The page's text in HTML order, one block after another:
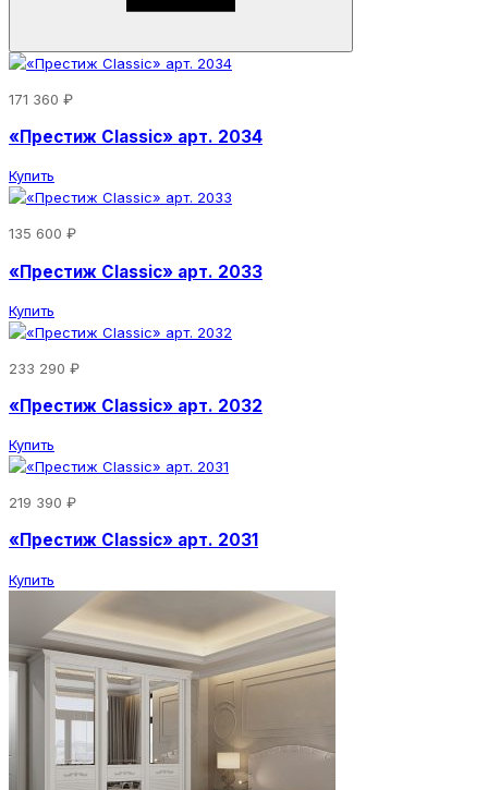
171 360 ₽
«Престиж Classic» арт. 2034
Купить
135 600 ₽
«Престиж Classic» арт. 2033
Купить
233 290 ₽
«Престиж Classic» арт. 2032
Купить
219 390 ₽
«Престиж Classic» арт. 2031
Купить